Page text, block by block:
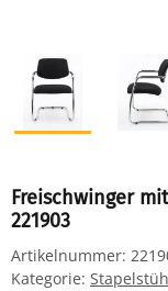
Freischwinger
221903
Artikelnummer:
Kategorie: